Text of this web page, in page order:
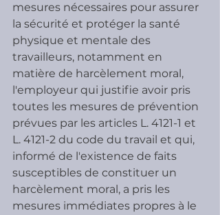
mesures nécessaires pour assurer
la sécurité et protéger la santé
physique et mentale des
travailleurs, notamment en
matière de harcèlement moral,
l'employeur qui justifie avoir pris
toutes les mesures de prévention
prévues par les articles L. 4121-1 et
L. 4121-2 du code du travail et qui,
informé de l'existence de faits
susceptibles de constituer un
harcèlement moral, a pris les
mesures immédiates propres à le